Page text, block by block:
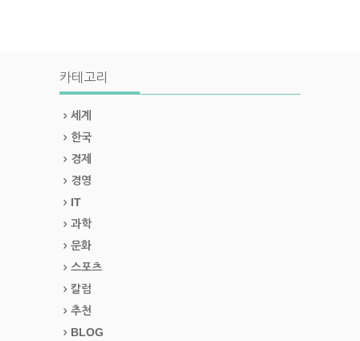
카테고리
세계
한국
경제
경영
IT
과학
문화
스포츠
칼럼
추천
BLOG